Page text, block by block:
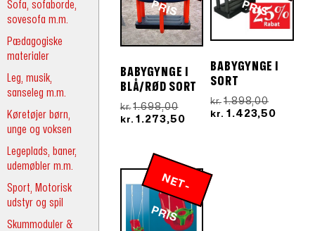
Sofa, sofaborde,
sovesofa m.m.
Pædagogiske
materialer
Leg, musik,
sanseleg m.m.
Køretøjer børn,
unge og voksen
Legeplads, baner,
udemøbler m.m.
Sport, Motorisk
udstyr og spil
Skummoduler &
P
IS
BABYGYNGE I
BLÅ/RØD SORT
kr. 1.698,00Den
oprindelige
kr. 1.273,50Den
kr.1.273,50.
P
IS
BABYGYNGE I
SORT
kr. 1.898,00Den
kr. 1.423,50
N
E
T
-
P
R
IS